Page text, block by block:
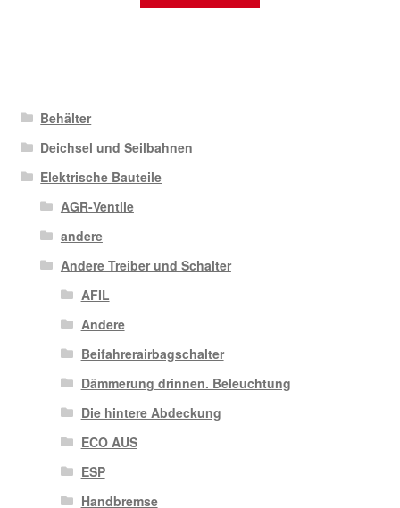
Behälter
Deichsel und Seilbahnen
Elektrische Bauteile
AGR-Ventile
andere
Andere Treiber und Schalter
AFIL
Andere
Beifahrerairbagschalter
Dämmerung drinnen. Beleuchtung
Die hintere Abdeckung
ECO AUS
ESP
Handbremse